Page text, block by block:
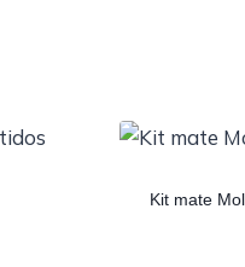
Kit mate